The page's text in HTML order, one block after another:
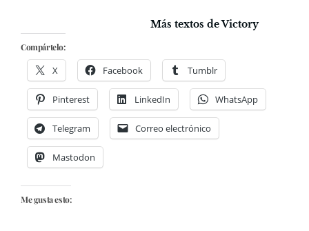
Más textos de Victory
Compártelo:
X Facebook Tumblr
Pinterest LinkedIn WhatsApp
Telegram Correo electrónico
Mastodon
Me gusta esto: